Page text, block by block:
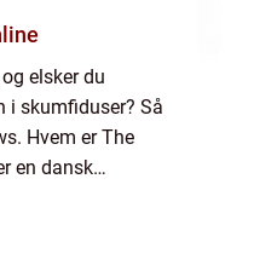
elsker du
i skumfiduser? Så
Hvem er The
en dansk